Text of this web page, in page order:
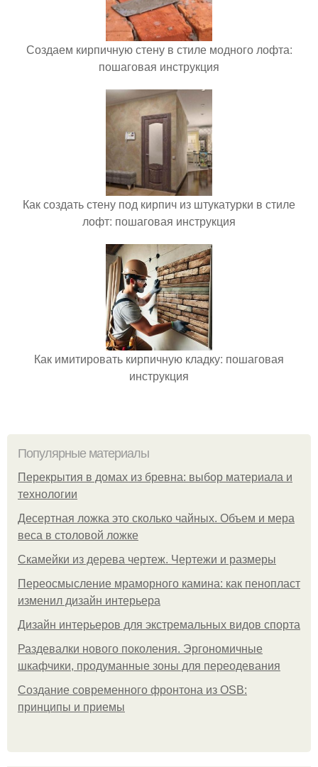
Создаем кирпичную стену в стиле модного лофта:
пошаговая инструкция
Как создать стену под кирпич из штукатурки в стиле
лофт: пошаговая инструкция
Как имитировать кирпичную кладку: пошаговая
инструкция
Популярные материалы
Перекрытия в домах из бревна: выбор материала и
технологии
Десертная ложка это сколько чайных. Объем и мера
веса в столовой ложке
Скамейки из дерева чертеж. Чертежи и размеры
Переосмысление мраморного камина: как пенопласт
изменил дизайн интерьера
Дизайн интерьеров для экстремальных видов спорта
Раздевалки нового поколения. Эргономичные
шкафчики, продуманные зоны для переодевания
Создание современного фронтона из OSB:
принципы и приемы